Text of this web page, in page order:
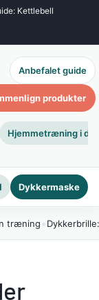
Kettlebell
Anbefalet guide
produkter
Hjemmetræning i dit
Dykkermaske
træning•